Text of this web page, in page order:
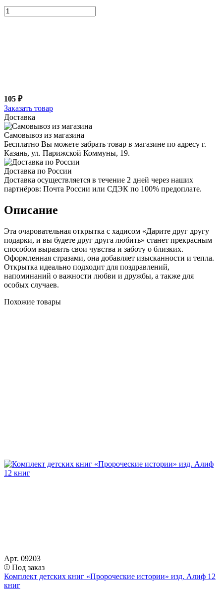
105 ₽
Заказать товар
Доставка
Самовывоз из магазина
Бесплатно Вы можете забрать товар в магазине по адресу г.
Казань, ул. Парижской Коммуны, 19.
Доставка по России
Доставка осуществляется в течение 2 дней через наших
партнёров: Почта России или СДЭК по 100% предоплате.
Описание
Эта очаровательная открытка с хадисом «Дарите друг другу
подарки, и вы будете друг друга любить» станет прекрасным
способом выразить свои чувства и заботу о близких.
Оформленная стразами, она добавляет изысканности и тепла.
Открытка идеально подходит для поздравлений,
напоминаний о важности любви и дружбы, а также для
особых случаев.
Похожие товары
Арт. 09203
Под заказ
Комплект детских книг «Пророческие истории» изд. Алиф 12
книг